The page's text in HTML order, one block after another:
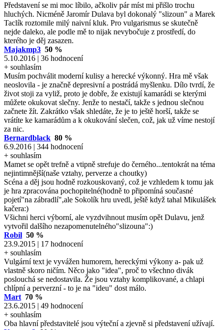
Představení se mi moc líbilo, ačkoliv pár míst mi přišlo trochu
hluchých. Nicméně Jaromír Dulava byl dokonalý "slizoun" a Marek
Taclík roztomile milý naivní kluk. Pro vulgarismus se skutečně
nejde daleko, ale podle mě to nijak nevybočuje z prostředí, do
kterého je děj zasazen.
Majakmp3 50 %
5.10.2016 | 36 hodnocení
+ souhlasím
Musím pochválit moderní kulisy a herecké výkonný. Hra mě však
neoslovila - je značně depresivní a postrádá myšlenku. Dílo tvrdí, že
život stoji za vyliž, proto je dobře, že existují kamarádi se kterými
můžete okukovat slečny. Jenže to nestačí, takže s jednou slečnou
začnete žít. Zakrátko však shledáte, že je to ještě horší, takže se
vrátíte ke kamarádům a k okukování slečen, což, jak už víme nestojí
za nic.
Bernardblack 80 %
6.9.2016 | 344 hodnocení
+ souhlasím
Mamet se opět trefně a vtipně strefuje do černého...tentokrát na téma
nejintimnější(naše vztahy, perverze a choutky)
Scéna a děj jsou hodně rozkouskovaný, což je vzhledem k tomu jak
je hra zpracována pochopitelné(hodně to připomíná současné
pojetí"na zábradlí",ale Sokolík hru uvedl, ještě když tahal Mikulášek
kačera:)
Všichni herci výborní, ale vyzdvihnout musím opět Dulavu, jenž
vytvořil dalšího nezapomenutelného"slizouna":)
Robil 50 %
23.9.2015 | 17 hodnocení
+ souhlasím
Vulgární text je vyvážen humorem, hereckými výkony a- pak už
vlastně skoro ničím. Něco jako "idea", proč to všechno divák
poslouchá se nedostavila. Že jsou vztahy komplikované, a chlapi
chlípní a perverzní - to je na "ideu" dost málo.
Mart 70 %
23.6.2015 | 49 hodnocení
+ souhlasím
Oba hlavní představitelé jsou výteční a zjevně si představení užívají.